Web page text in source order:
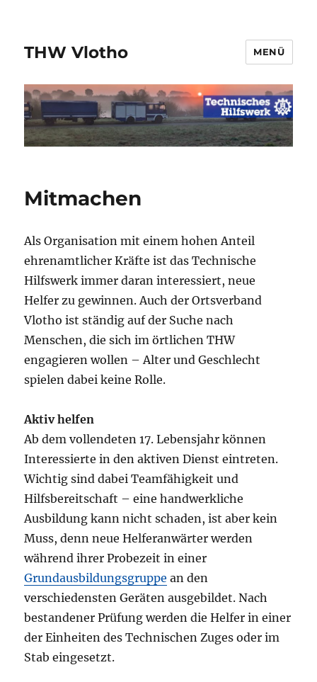
THW Vlotho MENÜ
Mitmachen
Als Organisation mit einem hohen Anteil
ehrenamtlicher Kräfte ist das Technische
Hilfswerk immer daran interessiert, neue
Helfer zu gewinnen. Auch der Ortsverband
Vlotho ist ständig auf der Suche nach
Menschen, die sich im örtlichen THW
engagieren wollen – Alter und Geschlecht
spielen dabei keine Rolle.
Aktiv helfen
Ab dem vollendeten 17. Lebensjahr können
Interessierte in den aktiven Dienst eintreten.
Wichtig sind dabei Teamfähigkeit und
Hilfsbereitschaft – eine handwerkliche
Ausbildung kann nicht schaden, ist aber kein
Muss, denn neue Helferanwärter werden
während ihrer Probezeit in einer
Grundausbildungsgruppe an den
verschiedensten Geräten ausgebildet. Nach
bestandener Prüfung werden die Helfer in einer
der Einheiten des Technischen Zuges oder im
Stab eingesetzt.